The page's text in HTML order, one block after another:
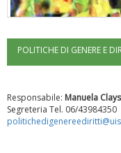
"Superare gli ostacoli":
POLITICHE DI GENERE E
Responsabile: Manuela
Segreteria Tel. 06/43984350